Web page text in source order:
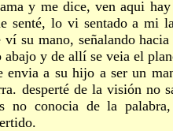
y me dice, ven aqui
senté, lo vi sentado a mi
su mano, señalando
y de allí se veia el
envia a su hijo a ser un
desperté de la visión no
no conocia de la